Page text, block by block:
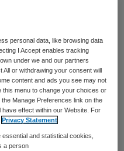
veel
te maken. Dat
geldstromen die
weinig kennis van
Om dit
de Brabantse
onder de
personal data, like browsing data
I Accept enables tracking
under we and our partners
All or withdrawing your consent will
content and ads you see may not
menu to change your choices or
Manage Preferences link on the
effect within our Website. For
Privacy Statement
and statistical cookies,
a person